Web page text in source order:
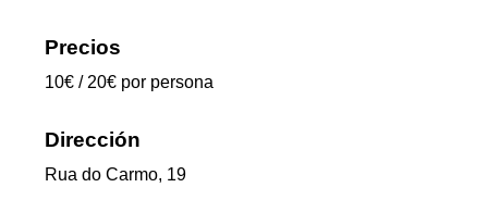
Precios
10€ / 20€ por persona
Dirección
Rua do Carmo, 19